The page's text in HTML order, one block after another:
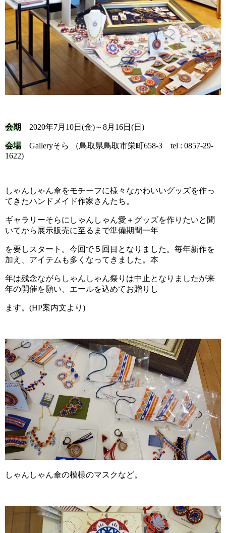
会期 2020年7月10日(金)～8月16日(日)
会場Galleryそら （鳥取県鳥取市栄町658-3 tel : 0857-29-
1622)
しゃんしゃん傘をモチーフに様々なかわいいグッズを作っ
てきたハンドメイド作家さんたち。
ギャラリーそらにしゃんしゃん愛＋グッズを作りたいと聞
いてから展示販売に至るまで準備期間一年
を要しスタート。今回で５回目となりました。毎年新作を
加え、アイテムも多くなってきました。本
年は残念ながらしゃんしゃん祭りは中止となりましたが来
年の開催を願い、エールを込めてお贈りし
ます。(HP案内文より)
しゃんしゃん傘の模様のマスクなど。